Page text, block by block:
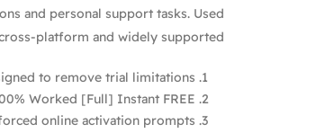
and personal support tasks. Used
platform and widely supported.
to remove trial limitations
Worked [Full] Instant FREE
online activation prompts